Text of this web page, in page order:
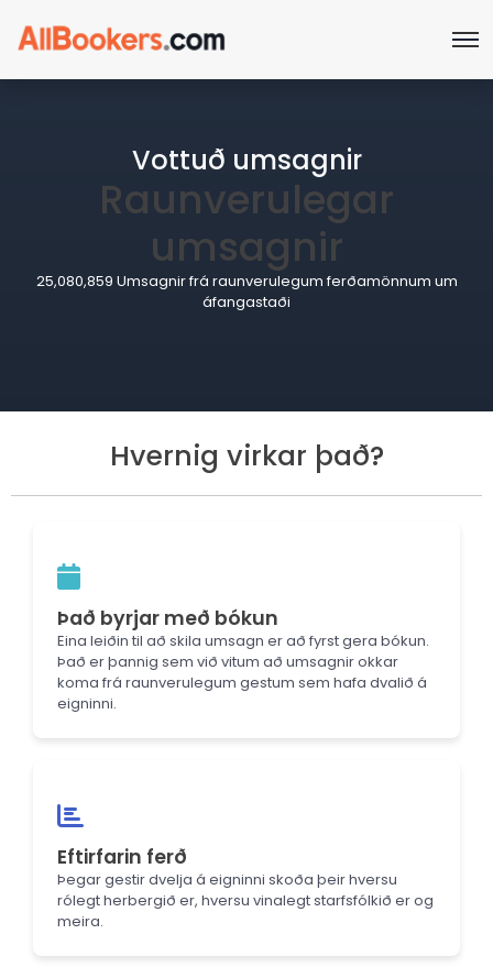
Vottuð umsagnir
Raunverulegar
umsagnir
25,080,859 Umsagnir frá raunverulegum ferðamönnum um
áfangastaði
Hvernig virkar það?
Það byrjar með bókun
Eina leiðin til að skila umsagn er að fyrst gera bókun.
Það er þannig sem við vitum að umsagnir okkar
koma frá raunverulegum gestum sem hafa dvalið á
eigninni.
Eftirfarin ferð
Þegar gestir dvelja á eigninni skoða þeir hversu
rólegt herbergið er, hversu vinalegt starfsfólkið er og
meira.